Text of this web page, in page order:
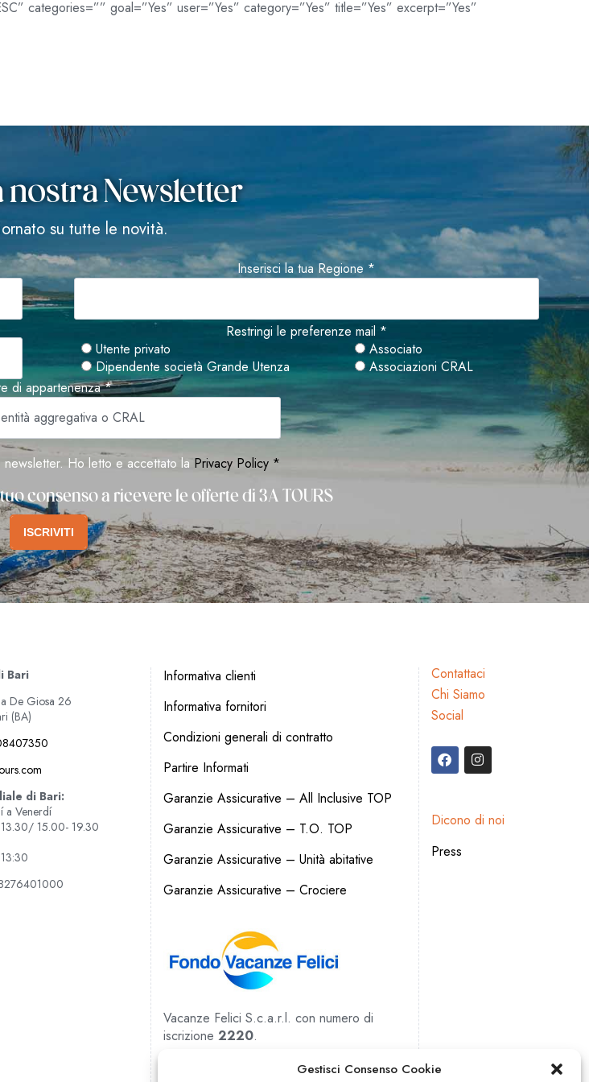
Gestisci Consenso Cookie
categories=”” goal=”Yes” user=”Yes” category=”Yes” title=”Yes” excerpt=”Yes”
Newsletter
su tutte le novità.
Inserisci la tua Regione *
Restringi le preferenze mail *
Utente privato
Associato
Dipendente società Grande Utenza
Associazioni CRAL
di appartenenza *
Ho letto e accettato la Privacy Policy *
consenso a ricevere le offerte di 3A TOURS
ISCRIVITI
Bari
De Giosa 26
(BA)
di Bari:
a Venerdí
15.00- 19.30
Informativa clienti
Informativa fornitori
Condizioni generali di contratto
Partire Informati
Garanzie Assicurative – All Inclusive TOP
Garanzie Assicurative – T.O. TOP
Garanzie Assicurative – Unità abitative
Garanzie Assicurative – Crociere
Vacanze Felici S.c.a.r.l. con numero di
iscrizione2220.
Contattaci
Chi Siamo
Social
Dicono di noi
Press